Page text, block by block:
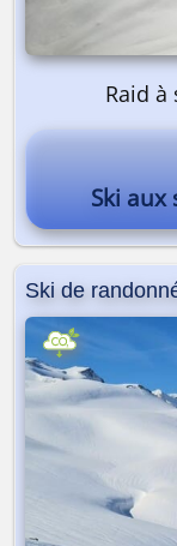
Raid
Ski aux
Ski de